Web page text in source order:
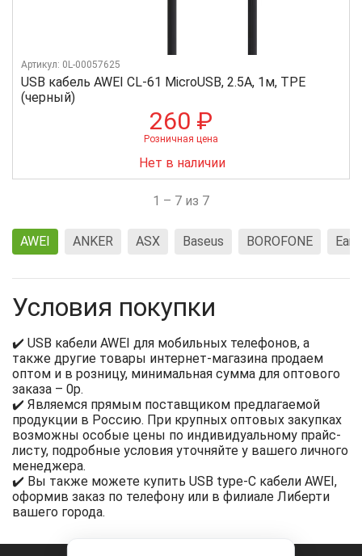
USB кабель AWEI CL-61 MicroUSB, 2.5А, 1м, TPE
(черный)
Артикул: 0L-00057625
260 ₽
Розничная цена
Нет в наличии
1 – 7 из 7
AWEI ANKER ASX Baseus BOROFONE
Условия покупки
✔️ USB кабели AWEI для мобильных телефонов, а
также другие товары интернет-магазина продаем
оптом и в розницу, минимальная сумма для оптового
заказа – 0р.
✔️ Являемся прямым поставщиком предлагаемой
продукции в Россию. При крупных оптовых закупках
возможны особые цены по индивидуальному прайс-
листу, подробные условия уточняйте у вашего личного
менеджера.
✔️ Вы также можете купить USB type-C кабели AWEI,
оформив заказ по телефону или в филиале Либерти
вашего города.